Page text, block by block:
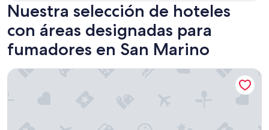
Nuestra selección de hoteles
con áreas designadas para
fumadores en San Marino
Hostel San Marino